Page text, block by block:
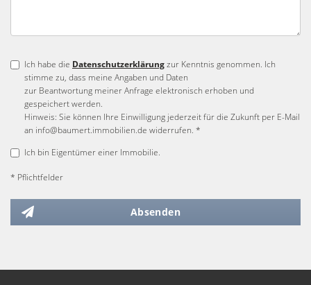
Ich habe die Datenschutzerklärungzur Kenntnis genommen. Ich
stimme zu, dass meine Angaben und Daten
zur Beantwortung meiner Anfrage elektronisch erhoben und
gespeichert werden.
Hinweis: Sie können Ihre Einwilligung jederzeit für die Zukunft per E-Mail
an info@baumert.immobilien.de widerrufen. *
Ich bin Eigentümer einer Immobilie.
* Pflichtfelder
Absenden